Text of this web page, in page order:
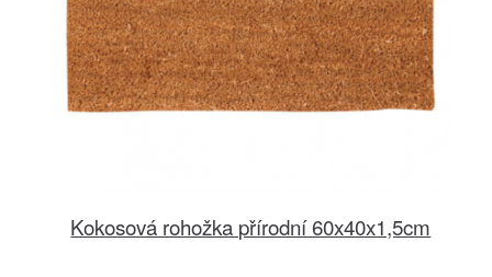
Kokosová rohožka přírodní 60x40x1,5cm